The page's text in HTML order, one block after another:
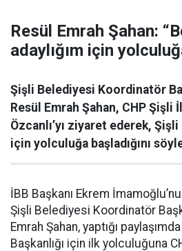
Resül Emrah Şahan:
adaylığım için
Şişli Belediyesi Koordinatör
Resül Emrah Şahan, CHP Şişli
Özcanlı’yı ziyaret ederek, Şişli
için yolculuğa başladığını
İBB Başkanı Ekrem
Şişli Belediyesi Koordinatör
Emrah Şahan, yaptığı
Başkanlığı için ilk yolculuğuna